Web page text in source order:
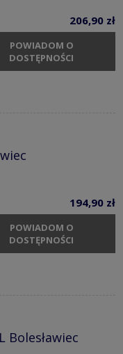
206,90 zł
POWIADOM O
DOSTĘPNOŚCI
194,90 zł
POWIADOM O
DOSTĘPNOŚCI
Bolesławiec